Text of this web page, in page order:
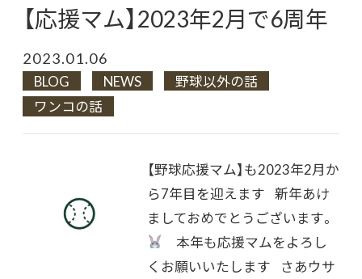
【応援マム】2023年2月で6周年
2023.01.06
BLOG NEWS
野球以外の話
ワンコの話
【野球応援マム】も2023年2月か
ら7年目を迎えます 新年あけ
ましておめでとうございます。
本年も応援マムをよろし
くお願いいたします さあウサ